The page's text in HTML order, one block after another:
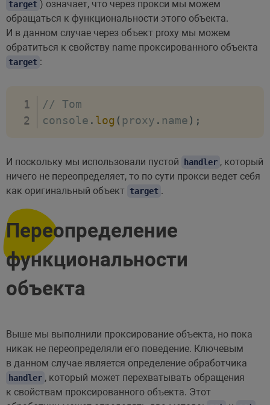
target ) означает, что через прокси мы можем
обращаться к функциональности этого объекта.
И в данном случае через объект proxy мы можем
обратиться к свойству name проксированного объекта
target :
// Tom
console . log ( proxy . name) ;
И поскольку мы использовали пустой handler , который
ничего не переопределяет, то по сути прокси ведет себя
как оригинальный объект target .
Переопределение
функциональности
объекта
Выше мы выполнили проксирование объекта, но пока
никак не переопределяли его поведение. Ключевым
в данном случае является определение обработчика
handler , который может перехватывать обращения
к свойствам проксированного объекта. Этот